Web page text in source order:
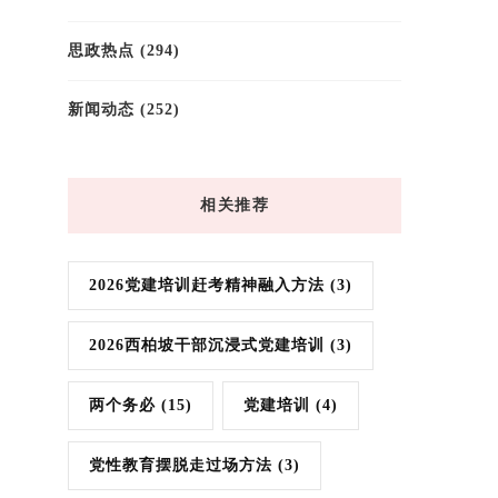
思政热点 (294)
新闻动态 (252)
相关推荐
2026党建培训赶考精神融入方法 (3)
2026西柏坡干部沉浸式党建培训 (3)
两个务必 (15) 党建培训 (4)
党性教育摆脱走过场方法 (3)